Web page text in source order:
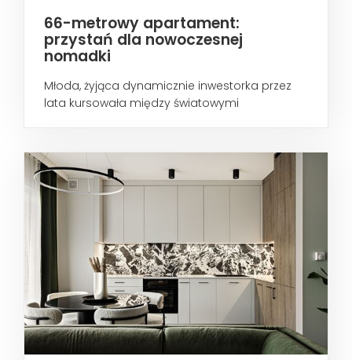
66-metrowy apartament:
przystań dla nowoczesnej
nomadki
Młoda, żyjąca dynamicznie inwestorka przez
lata kursowała między światowymi